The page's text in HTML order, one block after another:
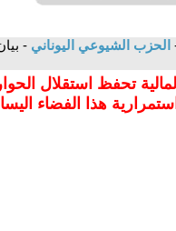
الحزب الشيوعي اليوناني
تحفظ استقلال
استمرارية هذا الفضاء